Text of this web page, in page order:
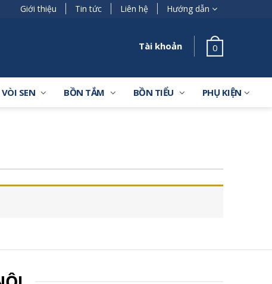
Giới thiệu Tin tức Liên hệ Hướng dẫn
Tài khoản 0
VÒI SEN BỒN TẮM BỒN TIỂU PHỤ KIỆN